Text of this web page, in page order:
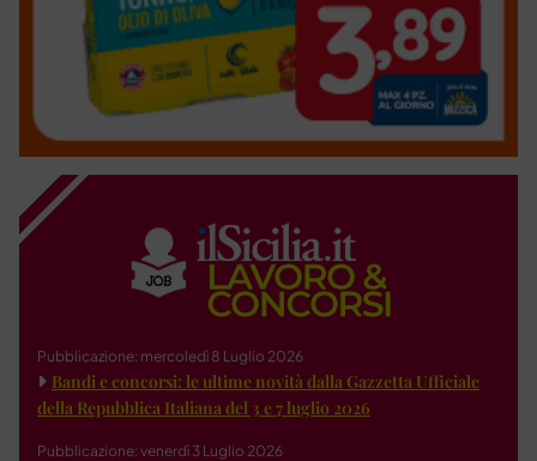
Pubblicazione: mercoledì 8 Luglio 2026
Bandi e concorsi: le ultime novità dalla Gazzetta Ufficiale
della Repubblica Italiana del 3 e 7 luglio 2026
Pubblicazione: venerdì 3 Luglio 2026